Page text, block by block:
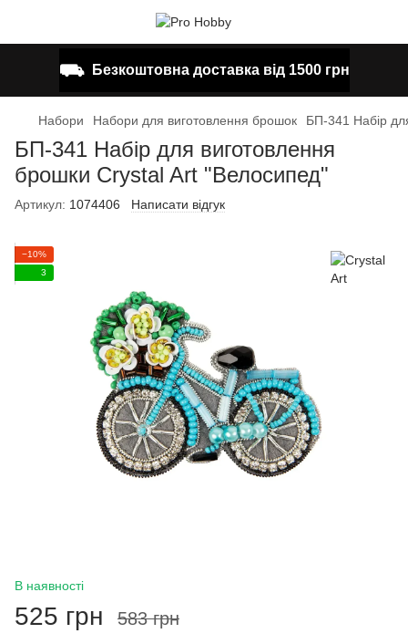
⛟ Безкоштовна доставка від 1500 грн
Набори Набори для виготовлення брошок БП-341 Набір
БП-341 Набір для виготовлення
брошки Crystal Art "Велосипед"
Артикул: 1074406 Написати відгук
−10%
3
В наявності
525 грн 583 грн